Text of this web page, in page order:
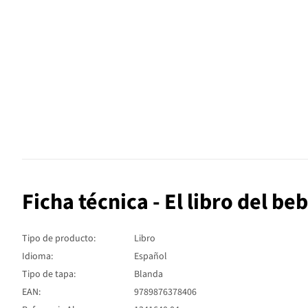
Ficha técnica - El libro del
Tipo de producto:
Libro
Idioma:
Español
Tipo de tapa:
Blanda
EAN:
9789876378406